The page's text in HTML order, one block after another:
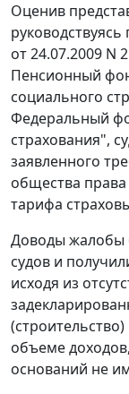
Оценив
от 24.07.2009 N
Пенсионный
социального
Федеральный
страхования",
заявленного
общества
тарифа
Доводы жалобы
судов и
исходя из
объеме
оснований не